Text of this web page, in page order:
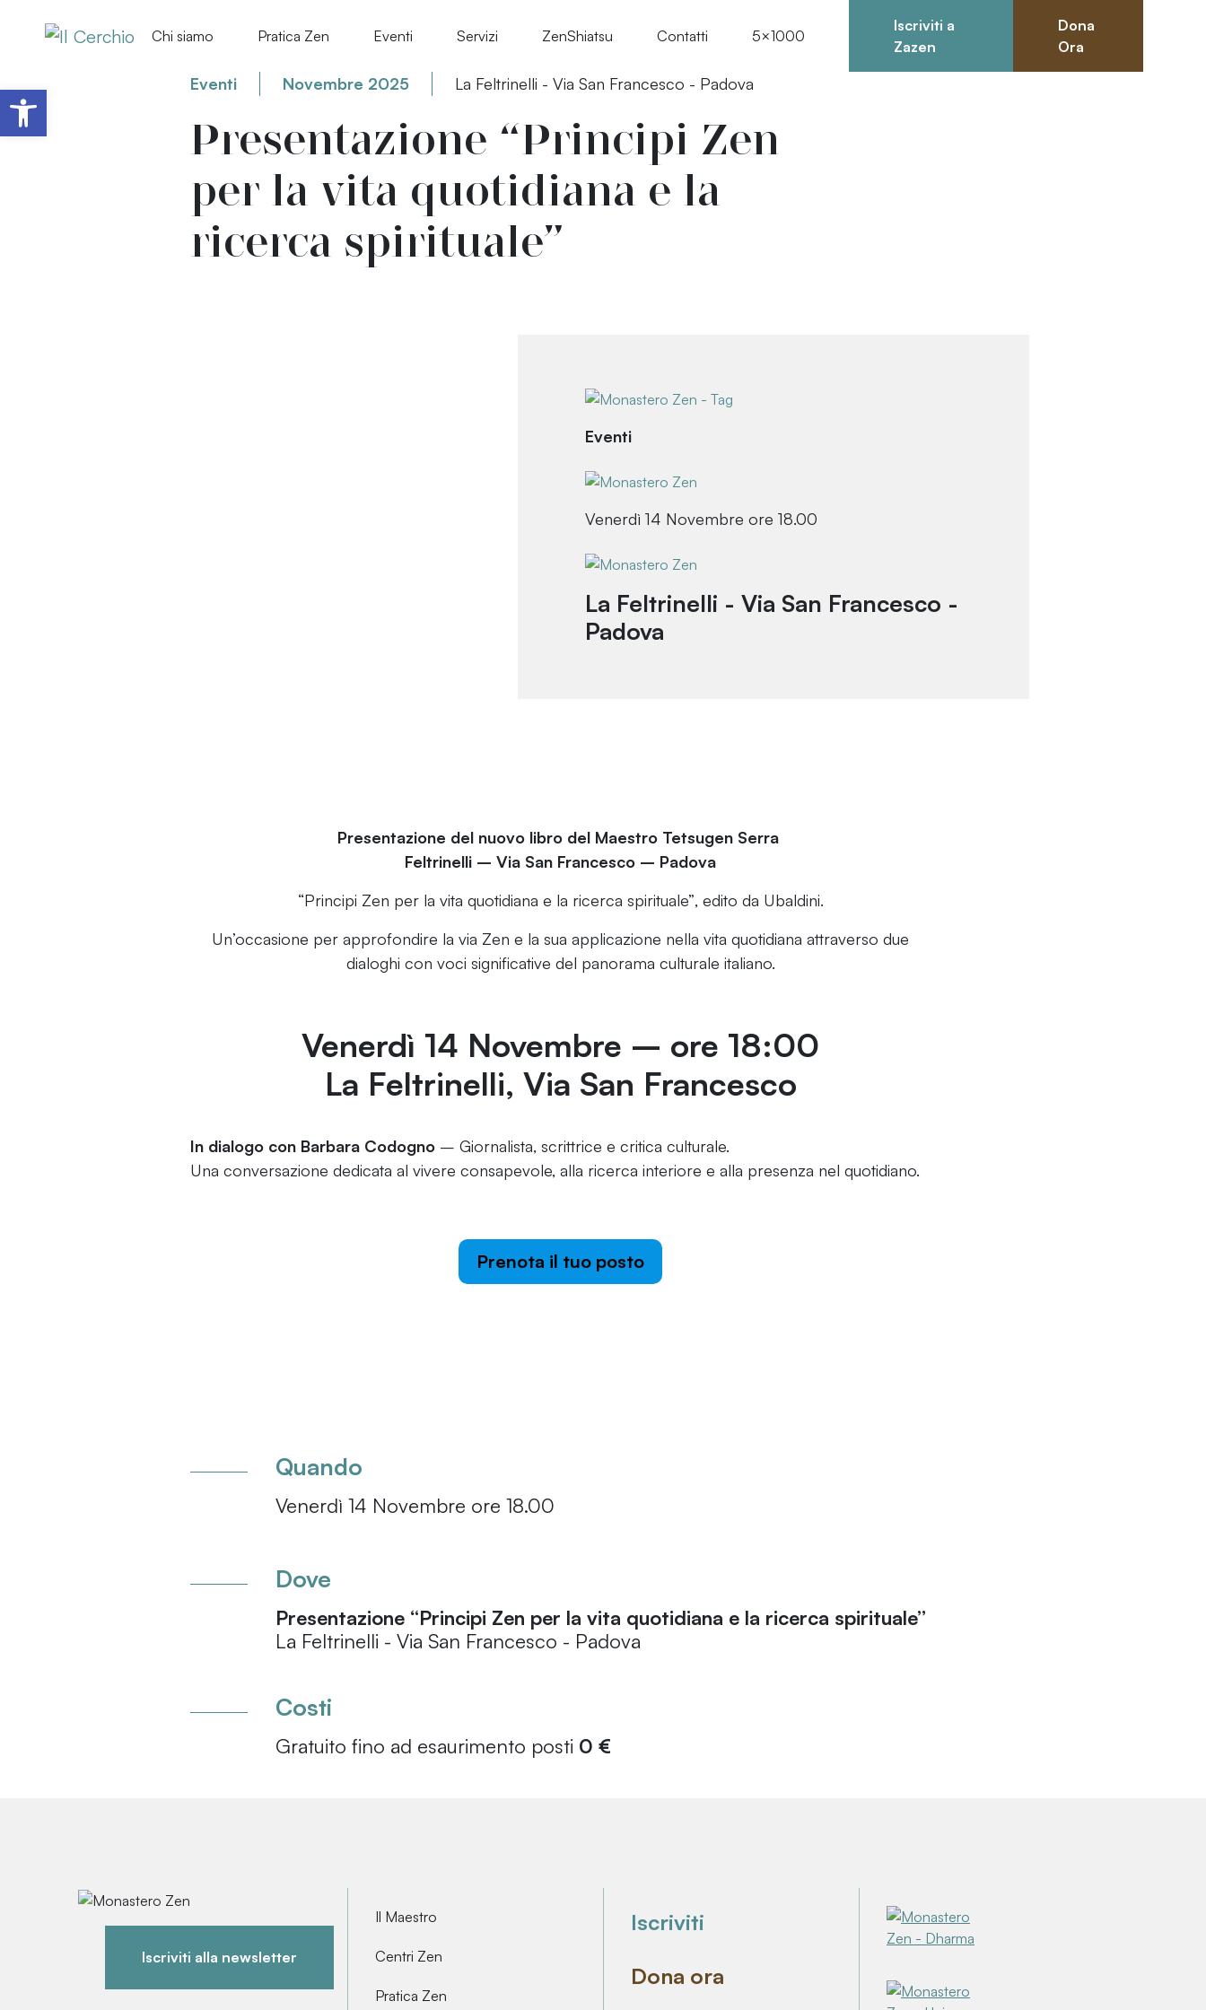
Chi siamo Pratica Zen Eventi Servizi ZenShiatsu Contatti 5×1000
Iscriviti a
Zazen
Dona
Ora
Eventi Novembre 2025 La Feltrinelli - Via San Francesco - Padova
Presentazione “Principi Zen
per la vita quotidiana e la
ricerca spirituale”
Eventi
Venerdì 14 Novembre ore 18.00
La Feltrinelli - Via San Francesco -
Padova
Presentazione del nuovo libro del Maestro Tetsugen Serra
Feltrinelli – Via San Francesco – Padova
“Principi Zen per la vita quotidiana e la ricerca spirituale”, edito da Ubaldini.
Un’occasione per approfondire la via Zen e la sua applicazione nella vita quotidiana attraverso due
dialoghi con voci significative del panorama culturale italiano.
Venerdì 14 Novembre – ore 18:00
La Feltrinelli, Via San Francesco
In dialogo con Barbara Codogno – Giornalista, scrittrice e critica culturale.
Una conversazione dedicata al vivere consapevole, alla ricerca interiore e alla presenza nel quotidiano.
Prenota il tuo posto
Quando
Venerdì 14 Novembre ore 18.00
Dove
Presentazione “Principi Zen per la vita quotidiana e la ricerca spirituale”
La Feltrinelli - Via San Francesco - Padova
Costi
Gratuito fino ad esaurimento posti 0 €
Iscriviti alla newsletter
Il Maestro
Centri Zen
Pratica Zen
Iscriviti
Dona ora
Apri la barra degli strumenti